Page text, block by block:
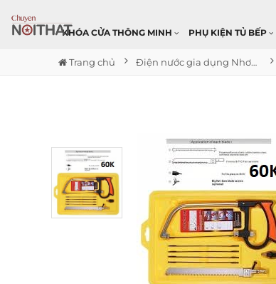
KHÓA CỬA THÔNG MINH PHỤ KIỆN TỦ BẾP
Trang chủ Điện nước gia dụng Nhơn Trạch